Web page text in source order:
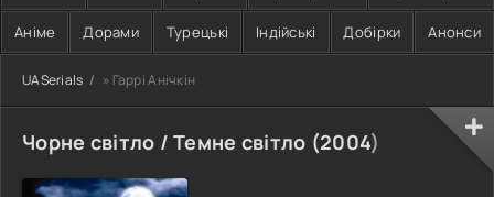
Аніме Дорами Турецькі Індійські Добірки Анонси
UASerials » Гаррі Анічкін
Чорне світло / Темне світло (2004)